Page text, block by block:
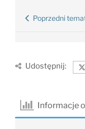
Poprzedni
Udostępnij:
Informacje